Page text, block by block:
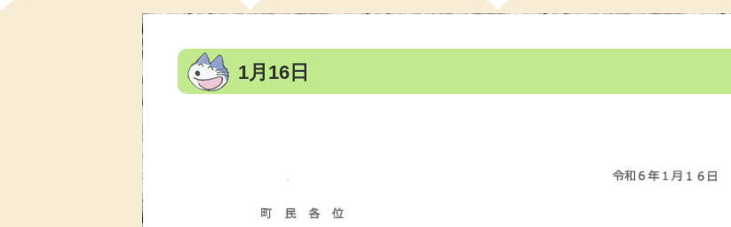
1月16日